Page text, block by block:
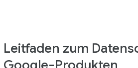
Leitfaden zum